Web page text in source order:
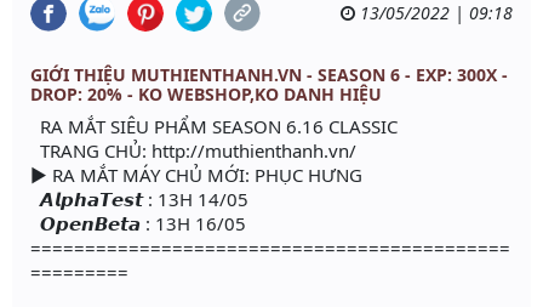
13/05/2022 | 09:18
GIỚI THIỆU MUTHIENTHANH.VN - SEASON 6 - EXP: 300X -
DROP: 20% - KO WEBSHOP,KO DANH HIỆU
RA MẮT SIÊU PHẨM SEASON 6.16 CLASSIC
TRANG CHỦ: http://muthienthanh.vn/
► RA MẮT MÁY CHỦ MỚI: PHỤC HƯNG
𝘼𝙡𝙥𝙝𝙖𝙏𝙚𝙨𝙩 : 13H 14/05
𝙊𝙥𝙚𝙣𝘽𝙚𝙩𝙖 : 13H 16/05
============================================
=========